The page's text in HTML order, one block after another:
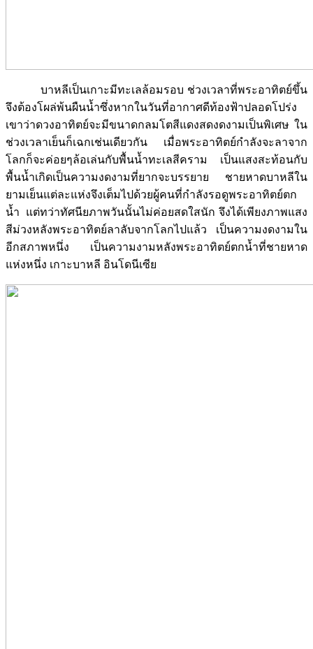
บาหลีเป็นเกาะมีทะเลล้อมรอบ ช่วงเวลาที่พระอาทิตย์ขึ้น
จึงต้องโผล่พ้นผืนน้ำซึ่งหากในวันที่อากาศดีท้องฟ้าปลอดโปร่ง
เขาว่าดวงอาทิตย์จะมีขนาดกลมโตสีแดงสดงดงามเป็นพิเศษ ใน
ช่วงเวลาเย็นก็เฉกเช่นเดียวกัน เมื่อพระอาทิตย์กำลังจะลาจาก
โลกก็จะค่อยๆล้อเล่นกับพื้นน้ำทะเลสีคราม เป็นแสงสะท้อนกับ
พื้นน้ำเกิดเป็นความงดงามที่ยากจะบรรยาย ชายหาดบาหลีใน
ยามเย็นแต่ละแห่งจึงเต็มไปด้วยผู้คนที่กำลังรอดูพระอาทิตย์ตก
น้ำ แต่ทว่าทัศนียภาพวันนั้นไม่ค่อยสดใสนัก จึงได้เพียงภาพแสง
สีม่วงหลังพระอาทิตย์ลาลับจากโลกไปแล้ว เป็นความงดงามใน
อีกสภาพหนึ่ง เป็นความงามหลังพระอาทิตย์ตกน้ำที่ชายหาด
แห่งหนึ่ง เกาะบาหลี อินโดนีเซีย